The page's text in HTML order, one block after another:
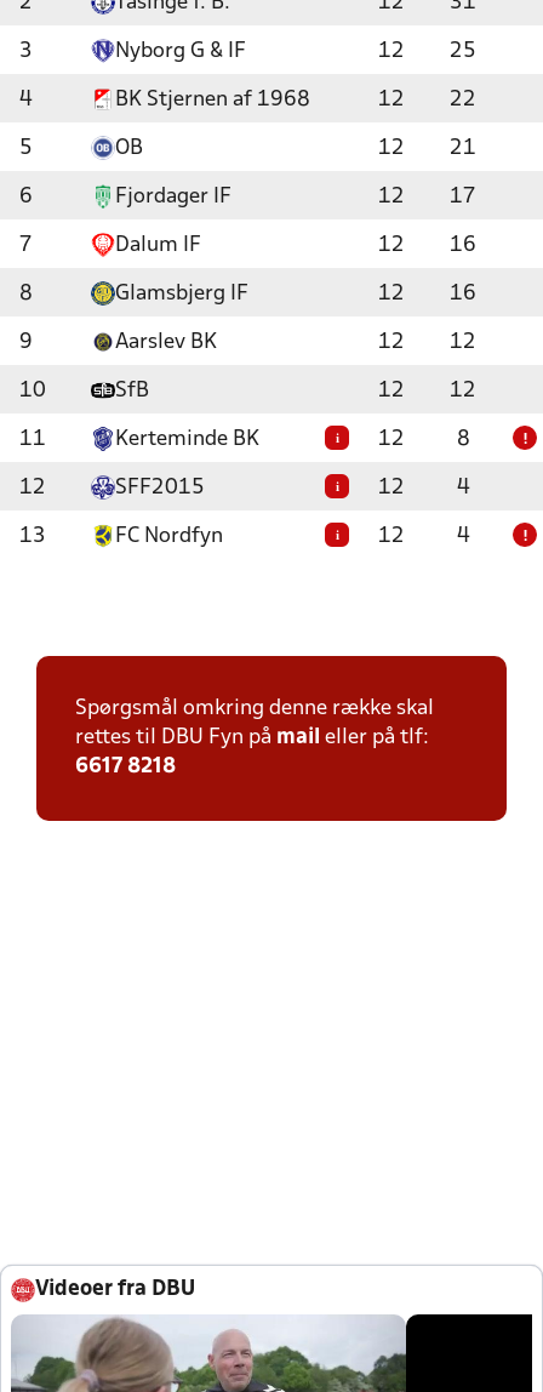
3 Nyborg G & IF 12 25
4 BK Stjernen af 1968 12 22
5 OB 12 21
6 Fjordager IF 12 17
7 Dalum IF 12 16
8 Glamsbjerg IF 12 16
9 Aarslev BK 12 12
10 SfB 12 12
11 Kerteminde BK i 12 8 !
12 SFF2015 i 12 4
13 FC Nordfyn i 12 4 !
Spørgsmål omkring denne række skal
rettes til DBU Fyn på mail eller på tlf:
6617 8218
Videoer fra DBU